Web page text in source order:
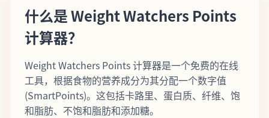
什么是 Weight Watchers Points
计算器？
Weight Watchers Points 计算器是一个免费的在线
工具，根据食物的营养成分为其分配一个数字值
(SmartPoints)。这包括卡路里、蛋白质、纤维、饱
和脂肪、不饱和脂肪和添加糖。